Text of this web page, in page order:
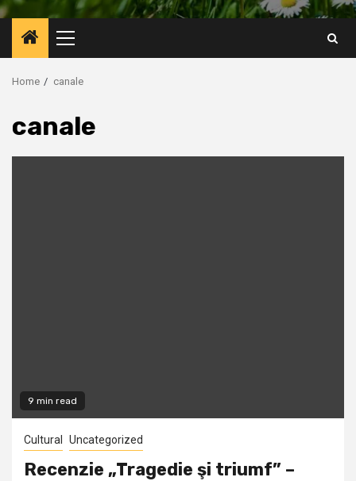
Primary
Menu
Home canale
canale
9 min read
Cultural Uncategorized
Recenzie „Tragedie şi triumf” –